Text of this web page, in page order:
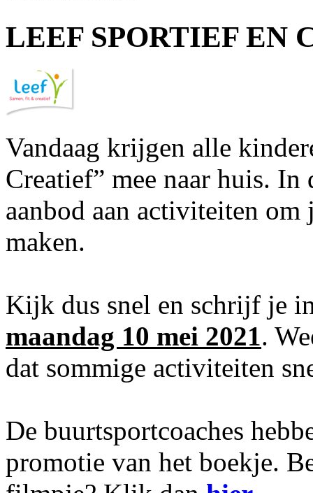
LEEF SPORTIEF EN
Vandaag krijgen alle
Creatief” mee naar huis.
aanbod aan activiteiten
maken.
Kijk dus snel en schrijf je
maandag 10 mei 2021.
dat sommige activiteiten
De buurtsportcoaches
promotie van het boekje.